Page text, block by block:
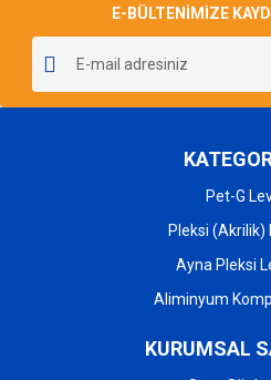
E-BÜLTENİMİZE
Pet-G
Pleksi (Akrilik)
Ayna Pleksi
Aliminyum
KURUMSAL